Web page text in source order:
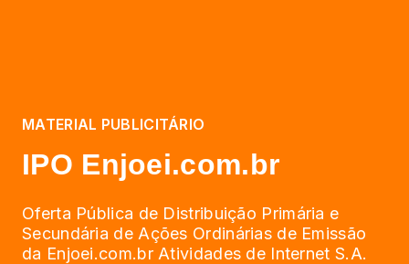
MATERIAL PUBLICITÁRIO
IPO Enjoei.com.br
Oferta Pública de Distribuição Primária e
Secundária de Ações Ordinárias de Emissão
da Enjoei.com.br Atividades de Internet S.A.